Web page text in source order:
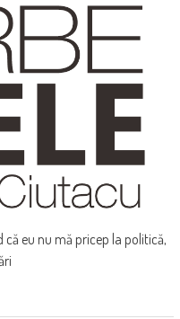
că eu nu mă pricep la politică,